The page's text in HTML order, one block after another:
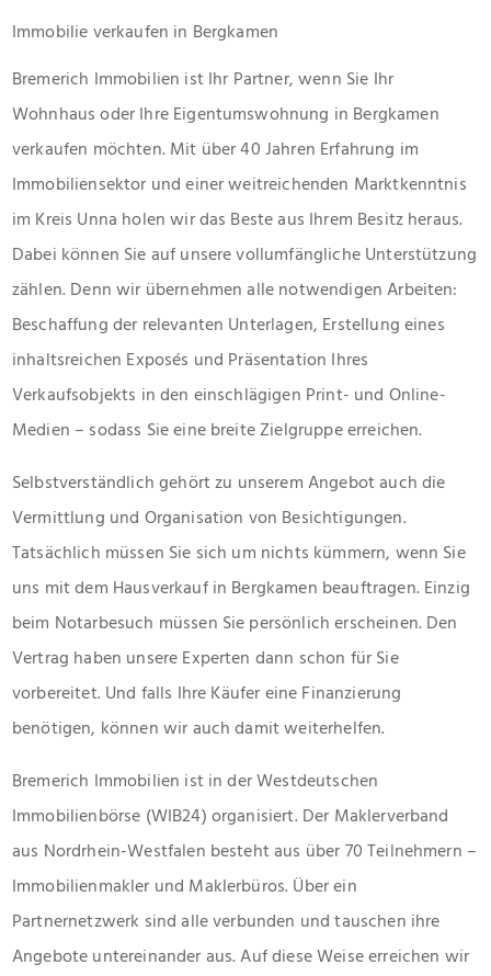
Immobilie verkaufen in Bergkamen
Bremerich Immobilien ist Ihr Partner, wenn Sie Ihr
Wohnhaus oder Ihre Eigentumswohnung in Bergkamen
verkaufen möchten. Mit über 40 Jahren Erfahrung im
Immobiliensektor und einer weitreichenden Marktkenntnis
im Kreis Unna holen wir das Beste aus Ihrem Besitz heraus.
Dabei können Sie auf unsere vollumfängliche Unterstützung
zählen. Denn wir übernehmen alle notwendigen Arbeiten:
Beschaffung der relevanten Unterlagen, Erstellung eines
inhaltsreichen Exposés und Präsentation Ihres
Verkaufsobjekts in den einschlägigen Print- und Online-
Medien – sodass Sie eine breite Zielgruppe erreichen.
Selbstverständlich gehört zu unserem Angebot auch die
Vermittlung und Organisation von Besichtigungen.
Tatsächlich müssen Sie sich um nichts kümmern, wenn Sie
uns mit dem Hausverkauf in Bergkamen beauftragen. Einzig
beim Notarbesuch müssen Sie persönlich erscheinen. Den
Vertrag haben unsere Experten dann schon für Sie
vorbereitet. Und falls Ihre Käufer eine Finanzierung
benötigen, können wir auch damit weiterhelfen.
Bremerich Immobilien ist in der Westdeutschen
Immobilienbörse (WIB24) organisiert. Der Maklerverband
aus Nordrhein-Westfalen besteht aus über 70 Teilnehmern –
Immobilienmakler und Maklerbüros. Über ein
Partnernetzwerk sind alle verbunden und tauschen ihre
Angebote untereinander aus. Auf diese Weise erreichen wir